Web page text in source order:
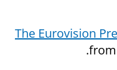
The Eurovision
from
.